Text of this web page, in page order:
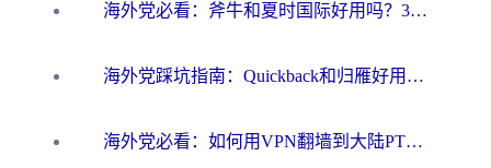
海外党必看：斧牛和夏时国际好用吗？3步选对回国加速器，无缝刷国内资源
海外党踩坑指南：Quickback和归雁好用吗？选对加速器才能无缝刷国内资源
海外党必看：如何用VPN翻墙到大陆PTT？一篇解决你所有回国加速痛点